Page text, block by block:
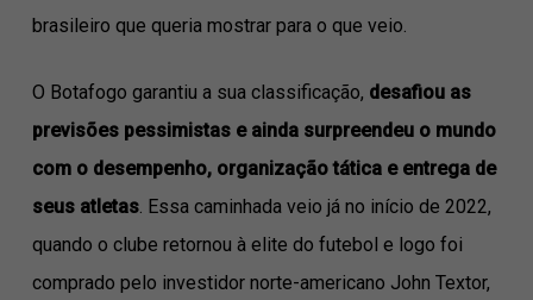
brasileiro que queria mostrar para o que veio.
O Botafogo garantiu a sua classificação, desafiou as
previsões pessimistas e ainda surpreendeu o mundo
com o desempenho, organização tática e entrega de
seus atletas. Essa caminhada veio já no início de 2022,
quando o clube retornou à elite do futebol e logo foi
comprado pelo investidor norte-americano John Textor,